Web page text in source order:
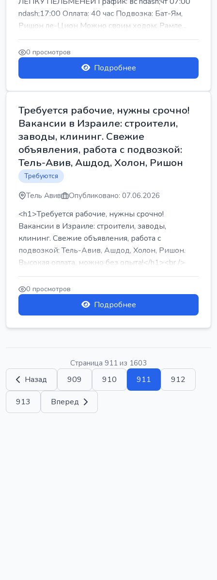
ndash;17:00 Оплата: 40 час Подвозка: Бат-Ям,
Ришон ле-Цион Можно своим ходом: Рамле...
0 просмотров
Подробнее
Требуется рабочие, нужны срочно!
Вакансии в Израиле: строители,
заводы, клининг. Свежие
объявления, работа с подвозкой:
Тель-Авив, Ашдод, Холон, Ришон
Требуются
Тель Авив Опубликовано: 07.06.2026
<h1>Требуется рабочие, нужны срочно!
Вакансии в Израиле: строители, заводы,
клининг. Свежие объявления, работа с
подвозкой: Тель-Авив, Ашдод, Холон, Ришон.
Высокая оплата, можно без опыта!</h1><br />
...
0 просмотров
Подробнее
Страница 911 из 1603
Назад 909 910 911 912
913 Вперед